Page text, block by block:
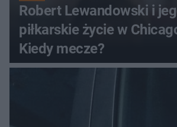
Robert Lewandowski i
piłkarskie życie w
Kiedy mecze?